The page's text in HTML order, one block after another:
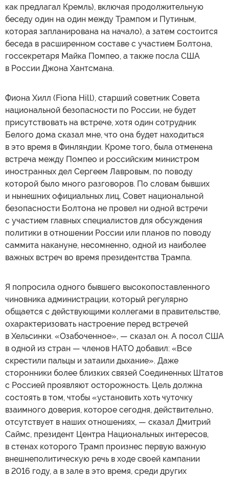
как предлагал Кремль), включая продолжительную
беседу один на один между Трампом и Путиным,
которая запланирована на начало), а затем состоится
беседа в расширенном составе с участием Болтона,
госсекретаря Майка Помпео, а также посла США
в России Джона Хантсмана.
Фиона Хилл (Fiona Hill), старший советник Совета
национальной безопасности по России, не будет
присутствовать на встрече, хотя один сотрудник
Белого дома сказал мне, что она будет находиться
в это время в Финляндии. Кроме того, была отменена
встреча между Помпео и российским министром
иностранных дел Сергеем Лавровым, по поводу
которой было много разговоров. По словам бывших
и нынешних официальных лиц, Совет национальной
безопасности Болтона не провел ни одной встречи
с участием главных специалистов для обсуждения
политики в отношении России или планов по поводу
саммита накануне, несомненно, одной из наиболее
важных встреч во время президентства Трампа.
Я попросила одного бывшего высокопоставленного
чиновника администрации, который регулярно
общается с действующими коллегами в правительстве,
охарактеризовать настроение перед встречей
в Хельсинки. «Озабоченное», — сказал он. А посол США
в одной из стран — членов НАТО добавил: «Все
скрестили пальцы и затаили дыхание». Даже
сторонники более близких связей Соединенных Штатов
с Россией проявляют осторожность. Цель должна
состоять в том, чтобы «установить хоть чуточку
взаимного доверия, которое сегодня, действительно,
отсутствует в наших отношениях, — сказал Дмитрий
Саймс, президент Центра Национальных интересов,
в стенах которого Трамп произнес первую важную
внешнеполитическую речь в ходе своей кампании
в 2016 году, а в зале в это время, среди других